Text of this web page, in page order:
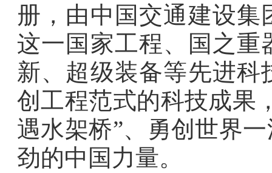
册，由中国交通建设
这一国家工程、国之重
新、超级装备等先进
创工程范式的科技成果
遇水架桥”、勇创世界
劲的中国力量。